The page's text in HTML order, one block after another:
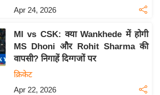
Apr 24, 2026
MI vs CSK: क्या Wankhede में होगी
MS Dhoni और Rohit Sharma की
वापसी? निगाहें दिग्गजों पर
क्रिकेट
Apr 22, 2026